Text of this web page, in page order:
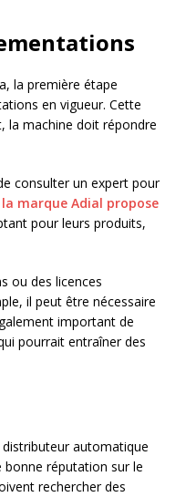
la première étape
en vigueur. Cette
la machine doit répondre
consulter un expert pour
la marque Adial propose
pour leurs produits,
ou des licences
il peut être nécessaire
important de
pourrait entraîner des
automatique
bonne réputation sur le
rechercher des